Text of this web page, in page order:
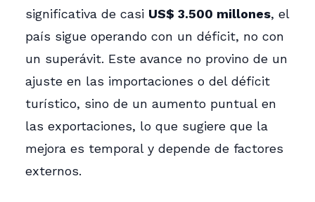
significativa de casi US$ 3.500 millones, el
país sigue operando con un déficit, no con
un superávit. Este avance no provino de un
ajuste en las importaciones o del déficit
turístico, sino de un aumento puntual en
las exportaciones, lo que sugiere que la
mejora es temporal y depende de factores
externos.